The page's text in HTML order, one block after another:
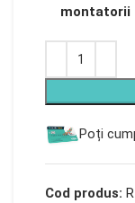
montatorii
Poți
Cod produs: